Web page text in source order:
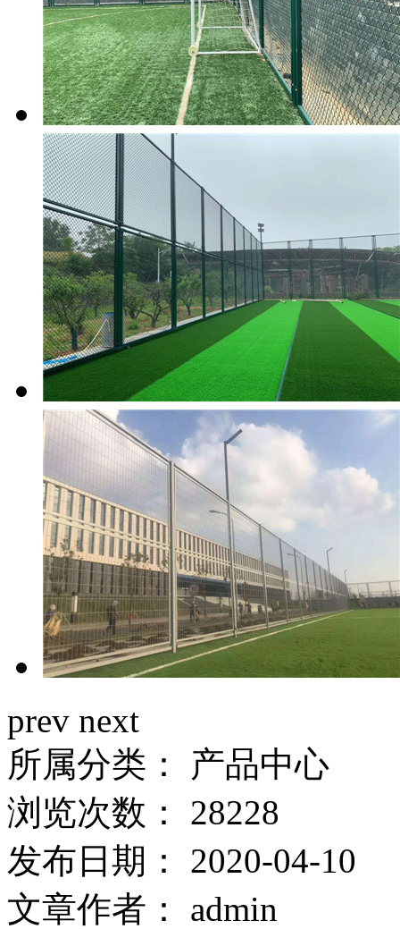
prev next
所属分类：
产品中心
浏览次数：
28228
发布日期：
2020-04-10
文章作者：
admin